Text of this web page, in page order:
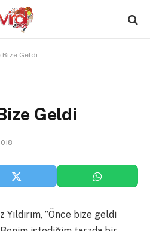
Bize Geldi
Geldi
”Önce bize geldi